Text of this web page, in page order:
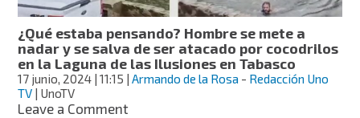
las
Ilusiones
¿Qué estaba pensando? Hombre se mete a
nadar y se salva de ser atacado por cocodrilos
en la Laguna de las Ilusiones en Tabasco
17 junio, 2024 | 11:15 |Armando de la Rosa - Redacción Uno
TV | UnoTV
Leave a Commenton